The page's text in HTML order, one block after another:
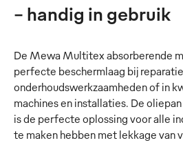
– handig in gebruik
De Mewa Multitex absorberende
perfecte beschermlaag bij
onderhoudswerkzaamheden of in
machines en installaties. De
is de perfecte oplossing voor alle
te maken hebben met lekkage van